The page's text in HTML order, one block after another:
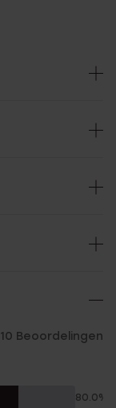
10 Beoordelingen
80.0%